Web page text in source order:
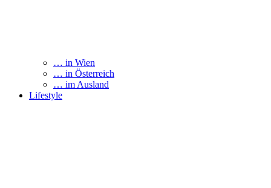
… in Wien
… in Österreich
… im Ausland
Lifestyle